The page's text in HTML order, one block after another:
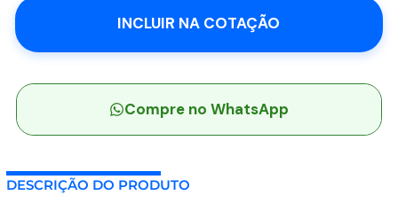
3Y
Driver
200W
305VCA/142-
36V
INCLUIR NA COTAÇÃO
Compre no WhatsApp
DESCRIÇÃO DO PRODUTO